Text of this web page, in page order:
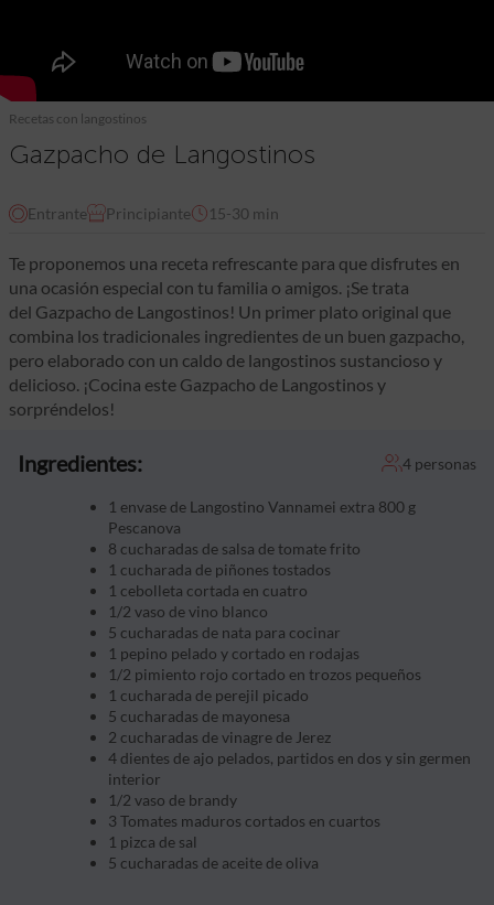
Recetas con langostinos
Gazpacho de Langostinos
Entrante Principiante 15-30 min
Te proponemos una receta refrescante para que disfrutes en
una ocasión especial con tu familia o amigos. ¡Se trata
del Gazpacho de Langostinos! Un primer plato original que
combina los tradicionales ingredientes de un buen gazpacho,
pero elaborado con un caldo de langostinos sustancioso y
delicioso. ¡Cocina este Gazpacho de Langostinos y
sorpréndelos!
Ingredientes: 4 personas
1 envase de Langostino Vannamei extra 800 g
Pescanova
8 cucharadas de salsa de tomate frito
1 cucharada de piñones tostados
1 cebolleta cortada en cuatro
1/2 vaso de vino blanco
5 cucharadas de nata para cocinar
1 pepino pelado y cortado en rodajas
1/2 pimiento rojo cortado en trozos pequeños
1 cucharada de perejil picado
5 cucharadas de mayonesa
2 cucharadas de vinagre de Jerez
4 dientes de ajo pelados, partidos en dos y sin germen
interior
1/2 vaso de brandy
3 Tomates maduros cortados en cuartos
1 pizca de sal
5 cucharadas de aceite de oliva